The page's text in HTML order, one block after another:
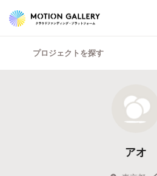
プロジェクトを探す
アオ